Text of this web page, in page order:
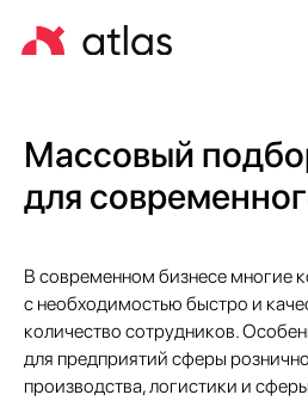
Массовый
для
В современном бизнесе многие
с необходимостью быстро и
количество сотрудников.
для предприятий сферы
производства, логистики и